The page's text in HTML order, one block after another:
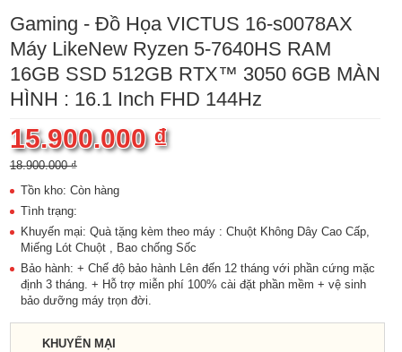
Gaming - Đồ Họa VICTUS 16-s0078AX
Máy LikeNew Ryzen 5-7640HS RAM
16GB SSD 512GB RTX™ 3050 6GB MÀN
HÌNH : 16.1 Inch FHD 144Hz
15.900.000 ₫
18.900.000 ₫
Tồn kho: Còn hàng
Tình trạng:
Khuyến mại: Quà tặng kèm theo máy : Chuột Không Dây Cao Cấp,
Miếng Lót Chuột , Bao chống Sốc
Bảo hành: + Chế độ bảo hành Lên đến 12 tháng với phần cứng mặc
định 3 tháng. + Hỗ trợ miễn phí 100% cài đặt phần mềm + vệ sinh
bảo dưỡng máy trọn đời.
KHUYẾN MẠI